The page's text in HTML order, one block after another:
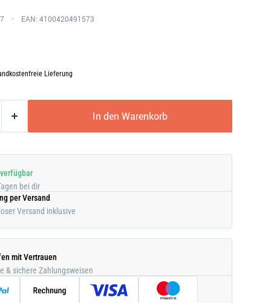
EAN: 4100420491573
Lieferung
In den Warenkorb
bei dir
per Versand
Versand inklusive
mit Vertrauen
& sichere Zahlungsweisen